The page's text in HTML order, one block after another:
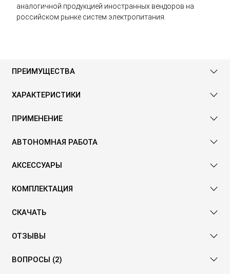
аналогичной продукцией иностранных вендоров на
российском рынке систем электропитания.
ПРЕИМУЩЕСТВА
ХАРАКТЕРИСТИКИ
ПРИМЕНЕНИЕ
АВТОНОМНАЯ РАБОТА
АКСЕССУАРЫ
КОМПЛЕКТАЦИЯ
СКАЧАТЬ
ОТЗЫВЫ
ВОПРОСЫ (2)